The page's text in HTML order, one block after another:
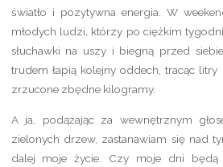
światło i pozytywna energia. W
młodych ludzi, którzy po ciężkim
słuchawki na uszy i biegną przed
trudem łapią kolejny oddech, tracąc
zrzucone zbędne kilogramy.
A ja, podążając za wewnętrznym
zielonych drzew, zastanawiam się nad
dalej moje życie. Czy moje dni będą